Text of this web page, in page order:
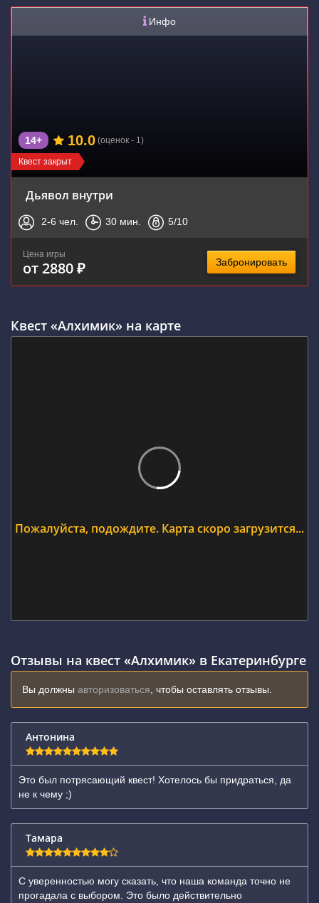
Инфо
Квест закрыт
14+ 10.0 (оценок - 1)
Дьявол внутри
2-6 чел. 30 мин. 5/10
Цена игры
от 2880 ₽ Забронировать
Квест «Алхимик» на карте
Пожалуйста, подождите. Карта скоро загрузится...
Отзывы на квест «Алхимик» в Екатеринбурге
Вы должны авторизоваться , чтобы оставлять отзывы.
Антонина
Это был потрясающий квест! Хотелось бы придраться, да
не к чему ;)
Тамара
С уверенностью могу сказать, что наша команда точно не
прогадала с выбором. Это было действительно